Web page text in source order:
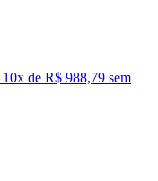
10x de R$ 988,79 sem